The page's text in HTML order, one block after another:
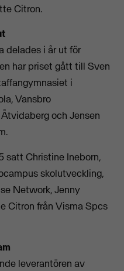
Citron.
delades i år ut för
har priset gått till Sven
i
Vansbro
och Jensen
satt Christine Ineborn,
skolutveckling,
Network, Jenny
Citron från Visma Spcs
leverantören av